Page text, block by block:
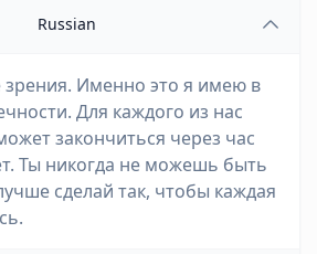
Russian
зрения. Именно это я имею в
Для каждого из нас
закончиться через час
Ты никогда не можешь быть
сделай так, чтобы каждая